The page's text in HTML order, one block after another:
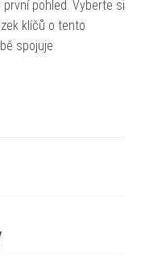
pohled. Vyberte si
klíčů o tento
spojuje